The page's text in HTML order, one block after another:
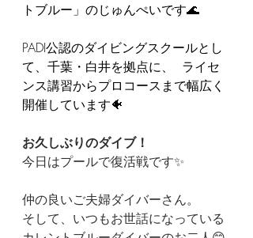
トブルー」のじゅんぺいです🌊
PADI公認のダイビングスクールとし
て、千葉・白井を拠点に、  ライセ
ンス講習からプロコースまで幅広く
開催しています🐠
お久しぶりのダイブ！
今日はプールで復活戦です✨
仲の良いご夫婦ダイバーさん。
そして、いつもお世話になっている